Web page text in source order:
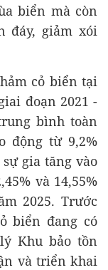
biển mà còn
đáy, giảm xói
cỏ biển tại
đoạn 2021 -
bình toàn
động từ 9,2%
gia tăng vào
và 14,55%
2025. Trước
biển đang có
Khu bảo tồn
và triển khai